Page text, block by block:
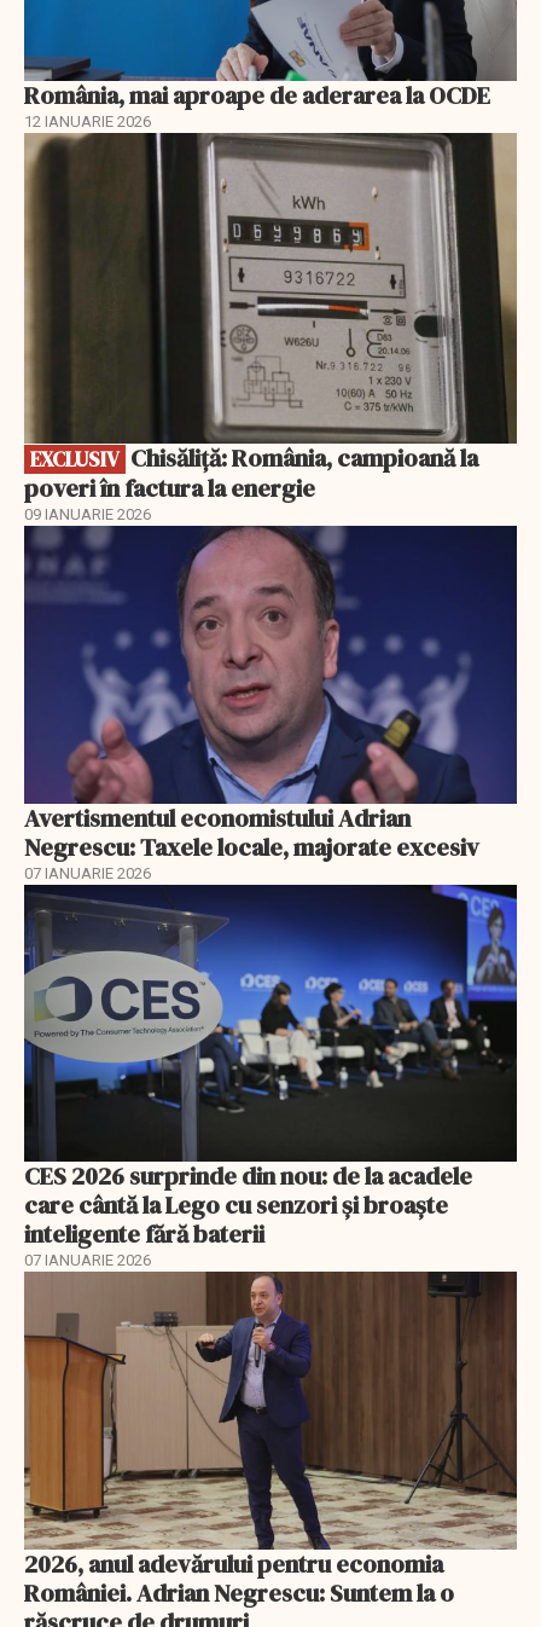
România, mai aproape de aderarea la OCDE
12 IANUARIE 2026
EXCLUSIV
EXCLUSIV
poveri în factura la energie
09 IANUARIE 2026
Avertismentul economistului Adrian
Negrescu: Taxele locale, majorate excesiv
07 IANUARIE 2026
CES 2026 surprinde din nou: de la acadele
care cântă la Lego cu senzori și broaște
inteligente fără baterii
07 IANUARIE 2026
2026, anul adevărului pentru economia
României. Adrian Negrescu: Suntem la o